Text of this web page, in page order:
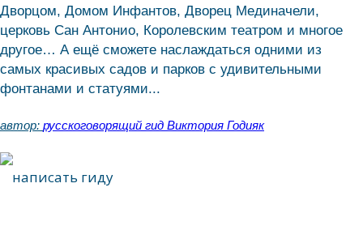
Дворцом, Домом Инфантов, Дворец Мединачели,
церковь Сан Антонио, Королевским театром и многое
другое… А ещё сможете наслаждаться одними из
самых красивых садов и парков с удивительными
фонтанами и статуями...
автор: русскоговорящий гид Виктория Годияк
написать гиду